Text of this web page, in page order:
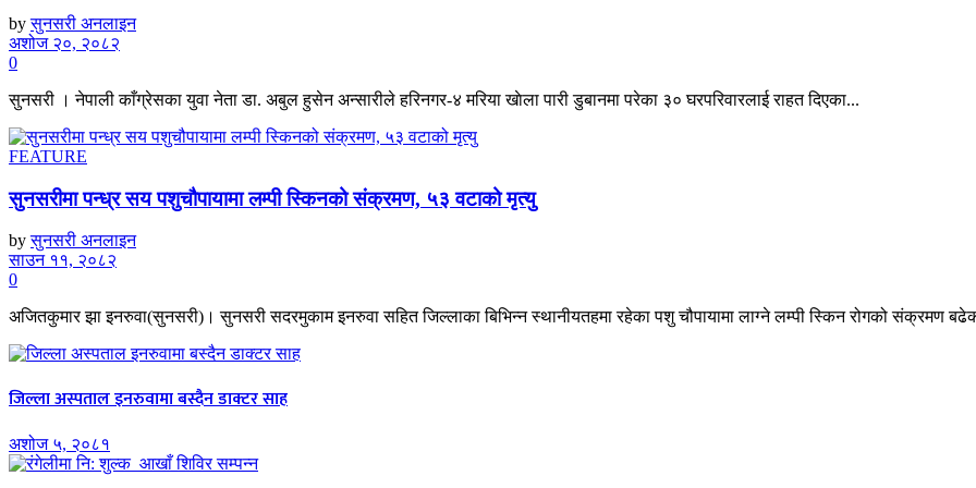
by सुनसरी अनलाइन
अशोज २०, २०८२
0
सुनसरी । नेपाली काँग्रेसका युवा नेता डा. अबुल हुसेन अन्सारीले हरिनगर-४ मरिया खाेला पारी डुबानमा परेका ३० घरपरिवारलाई राहत दिएका...
FEATURE
सुनसरीमा पन्ध्र सय पशुचौपायामा लम्पी स्किनको संक्रमण, ५३ वटाको मृत्यु
by सुनसरी अनलाइन
साउन ११, २०८२
0
अजितकुमार झा इनरुवा(सुनसरी)। सुनसरी सदरमुकाम इनरुवा सहित जिल्लाका बिभिन्न स्थानीयतहमा रहेका पशु चौपायामा लाग्ने लम्पी स्किन रोगको संक्रमण
जिल्ला अस्पताल इनरुवामा बस्दैन डाक्टर साह
अशोज ५, २०८१